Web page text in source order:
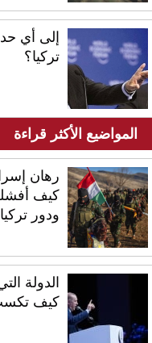
إلى أي
تركيا؟
المواضيع الأكثر قراءة
رهان
كيف
ودور
الدولة
كيف